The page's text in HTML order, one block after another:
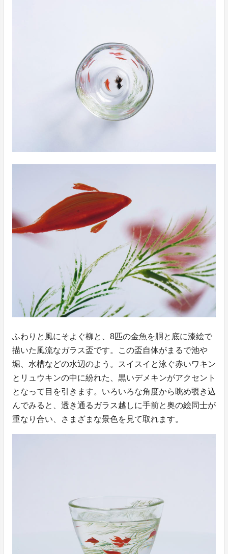
ふわりと風にそよぐ柳と、8匹の金魚を胴と底に漆絵で
描いた風流なガラス盃です。この盃自体がまるで池や
堀、水槽などの水辺のよう。スイスイと泳ぐ赤いワキン
とリュウキンの中に紛れた、黒いデメキンがアクセント
となって目を引きます。いろいろな角度から眺め覗き込
んでみると、透き通るガラス越しに手前と奥の絵同士が
重なり合い、さまざまな景色を見て取れます。